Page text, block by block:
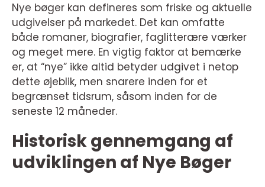
Nye bøger kan defineres som friske og aktuelle
udgivelser på markedet. Det kan omfatte
både romaner, biografier, faglitterære værker
og meget mere. En vigtig faktor at bemærke
er, at “nye” ikke altid betyder udgivet i netop
dette øjeblik, men snarere inden for et
begrænset tidsrum, såsom inden for de
seneste 12 måneder.
Historisk gennemgang af
udviklingen af Nye Bøger